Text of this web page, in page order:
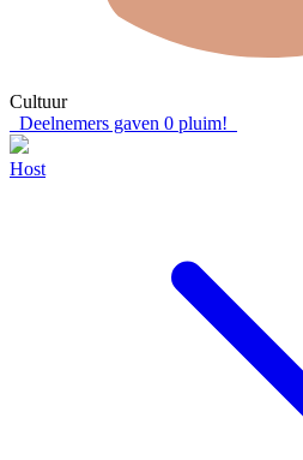
Cultuur
Deelnemers gaven 0 pluim!
Host